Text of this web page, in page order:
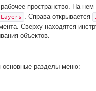
пространство. На
Layers . Справа открывается
Сверху находятся
объектов.
основные разделы меню: